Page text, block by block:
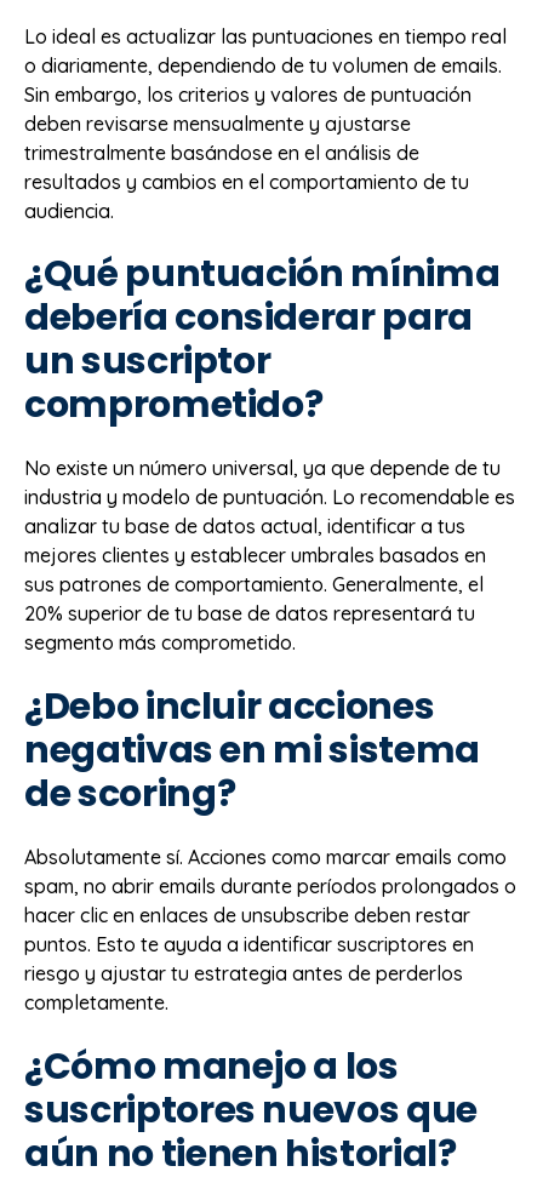
Lo ideal es actualizar las puntuaciones en tiempo real
o diariamente, dependiendo de tu volumen de emails.
Sin embargo, los criterios y valores de puntuación
deben revisarse mensualmente y ajustarse
trimestralmente basándose en el análisis de
resultados y cambios en el comportamiento de tu
audiencia.
¿Qué puntuación mínima
debería considerar para
un suscriptor
comprometido?
No existe un número universal, ya que depende de tu
industria y modelo de puntuación. Lo recomendable es
analizar tu base de datos actual, identificar a tus
mejores clientes y establecer umbrales basados en
sus patrones de comportamiento. Generalmente, el
20% superior de tu base de datos representará tu
segmento más comprometido.
¿Debo incluir acciones
negativas en mi sistema
de scoring?
Absolutamente sí. Acciones como marcar emails como
spam, no abrir emails durante períodos prolongados o
hacer clic en enlaces de unsubscribe deben restar
puntos. Esto te ayuda a identificar suscriptores en
riesgo y ajustar tu estrategia antes de perderlos
completamente.
¿Cómo manejo a los
suscriptores nuevos que
aún no tienen historial?